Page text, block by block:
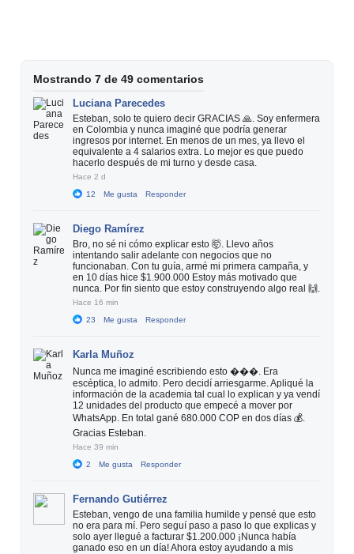
Mostrando 7 de 49 comentarios
Luciana Parecedes
Esteban, solo te quiero decir GRACIAS 🙏. Soy enfermera
en Colombia y nunca imaginé que podría generar
ingresos por internet. En menos de un mes, ya llevo el
equivalente a 4 salarios extra. Lo mejor es que puedo
hacerlo después de mi turno y desde casa.
Hace 2 d
12
Me gusta Responder
Diego Ramírez
Bro, no sé ni cómo explicar esto 🤯. Llevo años
intentando salir adelante con negocios que no
funcionaban. Con tu guía, armé mi primera campaña, y
en 10 días hice $1.900.000 Estoy más motivado que
nunca. Por fin siento que estoy construyendo algo real 🙌.
Hace 16 min
23
Me gusta Responder
Karla Muñoz
Nunca me imaginé escribiendo esto ���. Era
escéptica, lo admito. Pero decidí arriesgarme. Apliqué la
información de la academia tal cual lo explican y ya vendí
12 unidades del producto que empecé a mover por
WhatsApp. En total gané 680.000 COP en dos días 💰.
Gracias Esteban.
Hace 39 min
2
Me gusta Responder
Fernando Gutiérrez
Esteban, vengo de una familia humilde y pensé que esto
no era para mí. Pero seguí paso a paso lo que explicas y
solo ayer llegué a facturar $1.200.000 ¡Nunca había
ganado eso en un día! Ahora estoy ayudando a mis